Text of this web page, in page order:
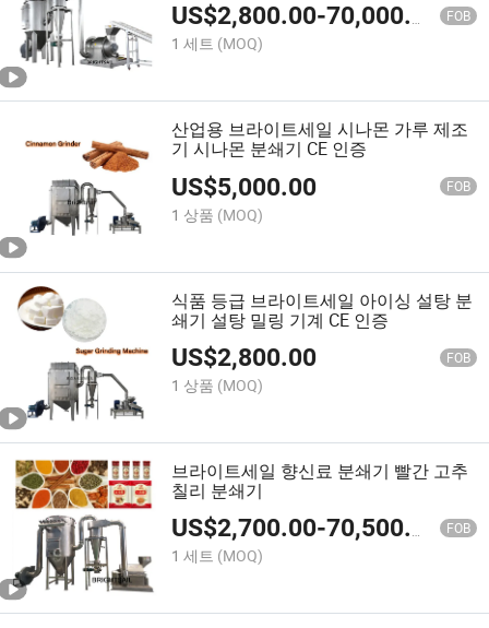
US$2,800.00-70,000.00 FOB
1 세트 (MOQ)
산업용 브라이트세일 시나몬 가루 제조
기 시나몬 분쇄기 CE 인증
US$5,000.00 FOB
1 상품 (MOQ)
식품 등급 브라이트세일 아이싱 설탕 분
쇄기 설탕 밀링 기계 CE 인증
US$2,800.00 FOB
1 상품 (MOQ)
브라이트세일 향신료 분쇄기 빨간 고추
칠리 분쇄기
US$2,700.00-70,500.00 FOB
1 세트 (MOQ)